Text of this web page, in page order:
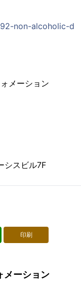
non-alcoholic-d
メーション
シスビル7F
印刷
メーション